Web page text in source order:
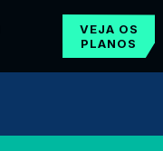
VEJA OS
PLANOS